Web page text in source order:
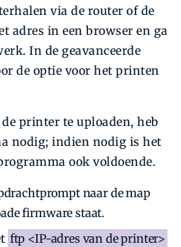
via de router of de
adres in een browser en ga
In de geavanceerde
de optie voor het printen
printer te uploaden, heb
nodig; indien nodig is het
ook voldoende.
naar de map
firmware staat.
ftp <IP-adres van de printer>